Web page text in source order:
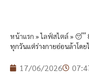
หน้าแรก »ไลฟ์สไตล์» 😴
ทุกวันแต่ร่างกายอ่อนล้าโดย
17/06/2026